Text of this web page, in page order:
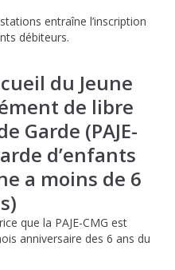
entraîne l’inscription
débiteurs.
du Jeune
de libre
Garde (PAJE-
d’enfants
a moins de 6
que la PAJE-CMG est
anniversaire des 6 ans du